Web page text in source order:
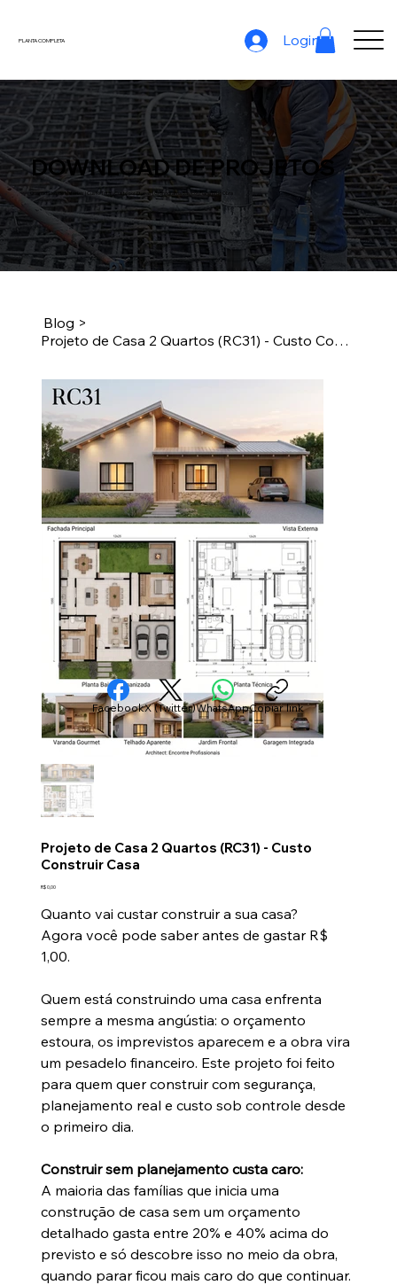
PLANTA COMPLETA Login
Quantidades de Materiais | Custo Total | Custo por Etapas | Cronograma Básico | Planilha de Obra
DOWNLOAD DE PROJETOS
Blog >
Projeto de Casa 2 Quartos (RC31) - Custo Construir Casa
Projeto de Casa 2 Quartos (RC31) - Custo
Construir Casa
Preço
R$ 0,00
Quanto vai custar construir a sua casa?
Agora você pode saber antes de gastar R$
1,00.
Quem está construindo uma casa enfrenta
sempre a mesma angústia: o orçamento
estoura, os imprevistos aparecem e a obra vira
um pesadelo financeiro. Este projeto foi feito
para quem quer construir com segurança,
planejamento real e custo sob controle desde
o primeiro dia.
Construir sem planejamento custa caro:
A maioria das famílias que inicia uma
construção de casa sem um orçamento
detalhado gasta entre 20% e 40% acima do
previsto e só descobre isso no meio da obra,
quando parar ficou mais caro do que continuar.
FacebookX (Twitter)WhatsAppCopiar link